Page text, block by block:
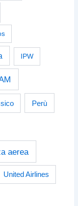
IPW
Perù
aerea
United Airlines